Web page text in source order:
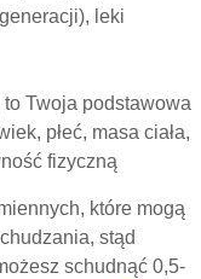
leki
Twoja podstawowa
płeć, masa ciała,
fizyczną
które mogą
stąd
schudnąć 0,5-